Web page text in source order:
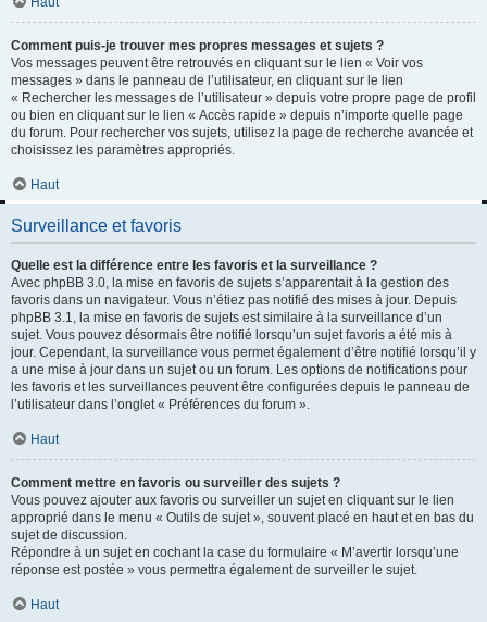
Comment puis-je trouver mes propres messages et sujets ?
Vos messages peuvent être retrouvés en cliquant sur le lien « Voir vos
messages » dans le panneau de l’utilisateur, en cliquant sur le lien
« Rechercher les messages de l’utilisateur » depuis votre propre page de profil
ou bien en cliquant sur le lien « Accès rapide » depuis n’importe quelle page
du forum. Pour rechercher vos sujets, utilisez la page de recherche avancée et
choisissez les paramètres appropriés.
Haut
Surveillance et favoris
Quelle est la différence entre les favoris et la surveillance ?
Avec phpBB 3.0, la mise en favoris de sujets s’apparentait à la gestion des
favoris dans un navigateur. Vous n’étiez pas notifié des mises à jour. Depuis
phpBB 3.1, la mise en favoris de sujets est similaire à la surveillance d’un
sujet. Vous pouvez désormais être notifié lorsqu’un sujet favoris a été mis à
jour. Cependant, la surveillance vous permet également d’être notifié lorsqu’il y
a une mise à jour dans un sujet ou un forum. Les options de notifications pour
les favoris et les surveillances peuvent être configurées depuis le panneau de
l’utilisateur dans l’onglet « Préférences du forum ».
Haut
Comment mettre en favoris ou surveiller des sujets ?
Vous pouvez ajouter aux favoris ou surveiller un sujet en cliquant sur le lien
approprié dans le menu « Outils de sujet », souvent placé en haut et en bas du
sujet de discussion.
Répondre à un sujet en cochant la case du formulaire « M’avertir lorsqu’une
réponse est postée » vous permettra également de surveiller le sujet.
Haut